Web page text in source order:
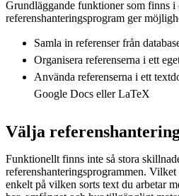
Grundläggande funktioner som finns i
referenshanteringsprogram ger
Samla in referenser från
Organisera referenserna i ett
Använda referenserna i ett
Google Docs eller LaTeX
Välja
Funktionellt finns inte så stora
referenshanteringsprogrammen.
enkelt på vilken sorts text du arbetar